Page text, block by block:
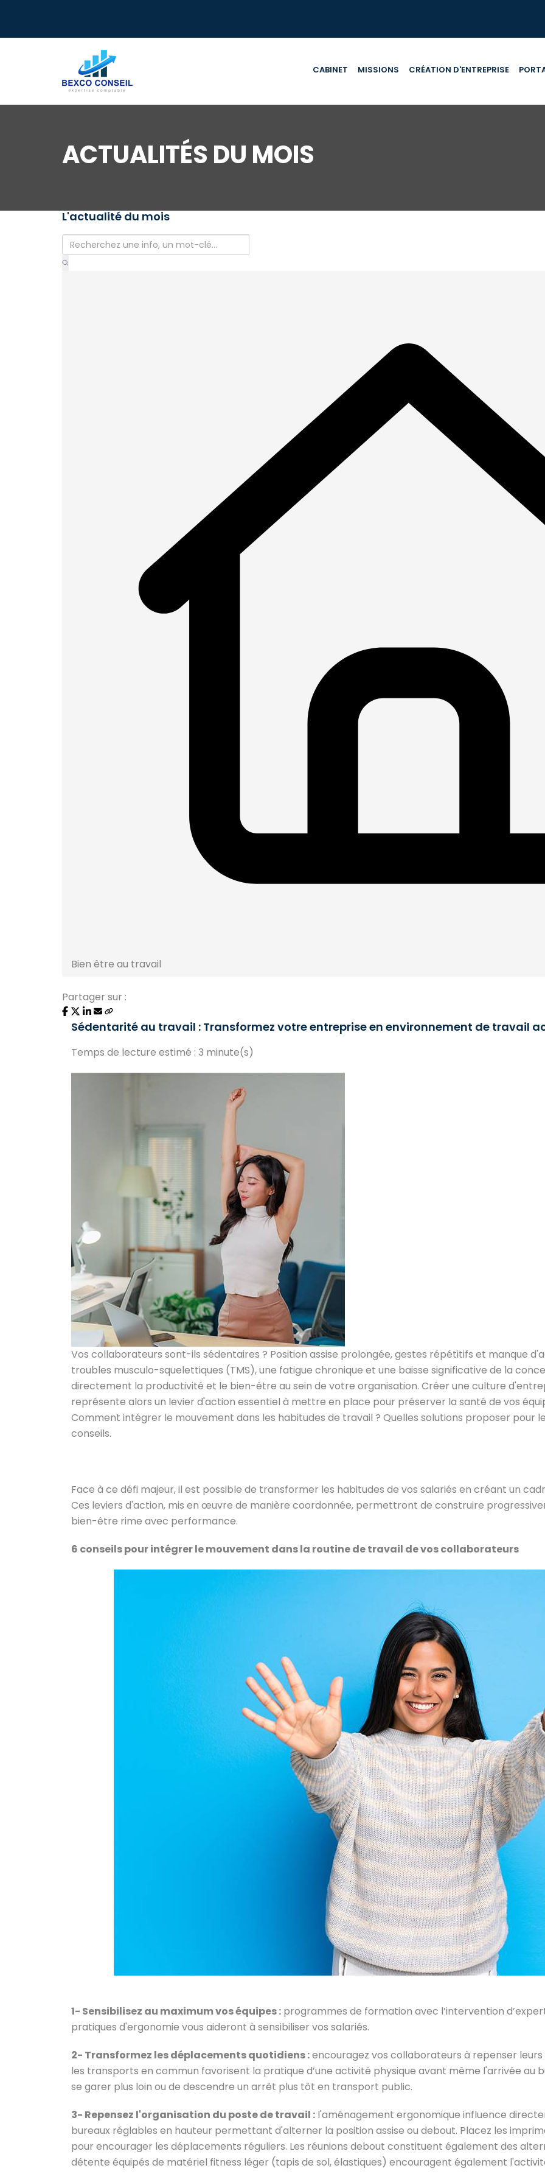
CABINET MISSIONS CRÉATION D'ENTREPRISE
ACTUALITÉS DU MOIS
L'actualité du mois
Bien être au travail
Partager sur :
Sédentarité au travail : Transformez votre entreprise en environnement de travail
Temps de lecture estimé : 3 minute(s)
Vos collaborateurs sont-ils sédentaires ? Position assise prolongée, gestes répétitifs et manque
troubles musculo-squelettiques (TMS), une fatigue chronique et une baisse significative de la
directement la productivité et le bien-être au sein de votre organisation. Créer une culture
représente alors un levier d'action essentiel à mettre en place pour préserver la santé de vos
Comment intégrer le mouvement dans les habitudes de travail ? Quelles solutions proposer pour
conseils.
Face à ce défi majeur, il est possible de transformer les habitudes de vos salariés en créant un
Ces leviers d'action, mis en œuvre de manière coordonnée, permettront de construire
bien-être rime avec performance.
6 conseils pour intégrer le mouvement dans la routine de travail de vos collaborateurs
1- Sensibilisez au maximum vos équipes : programmes de formation avec l’intervention
pratiques d'ergonomie vous aideront à sensibiliser vos salariés.
2- Transformez les déplacements quotidiens :encouragez vos collaborateurs à repenser
les transports en commun favorisent la pratique d’une activité physique avant même l'arrivée au
se garer plus loin ou de descendre un arrêt plus tôt en transport public.
3- Repensez l'organisation du poste de travail : l'aménagement ergonomique influence
bureaux réglables en hauteur permettant d'alterner la position assise ou debout. Placez les
pour encourager les déplacements réguliers. Les réunions debout constituent également des
détente équipés de matériel fitness léger (tapis de sol, élastiques) encouragent également